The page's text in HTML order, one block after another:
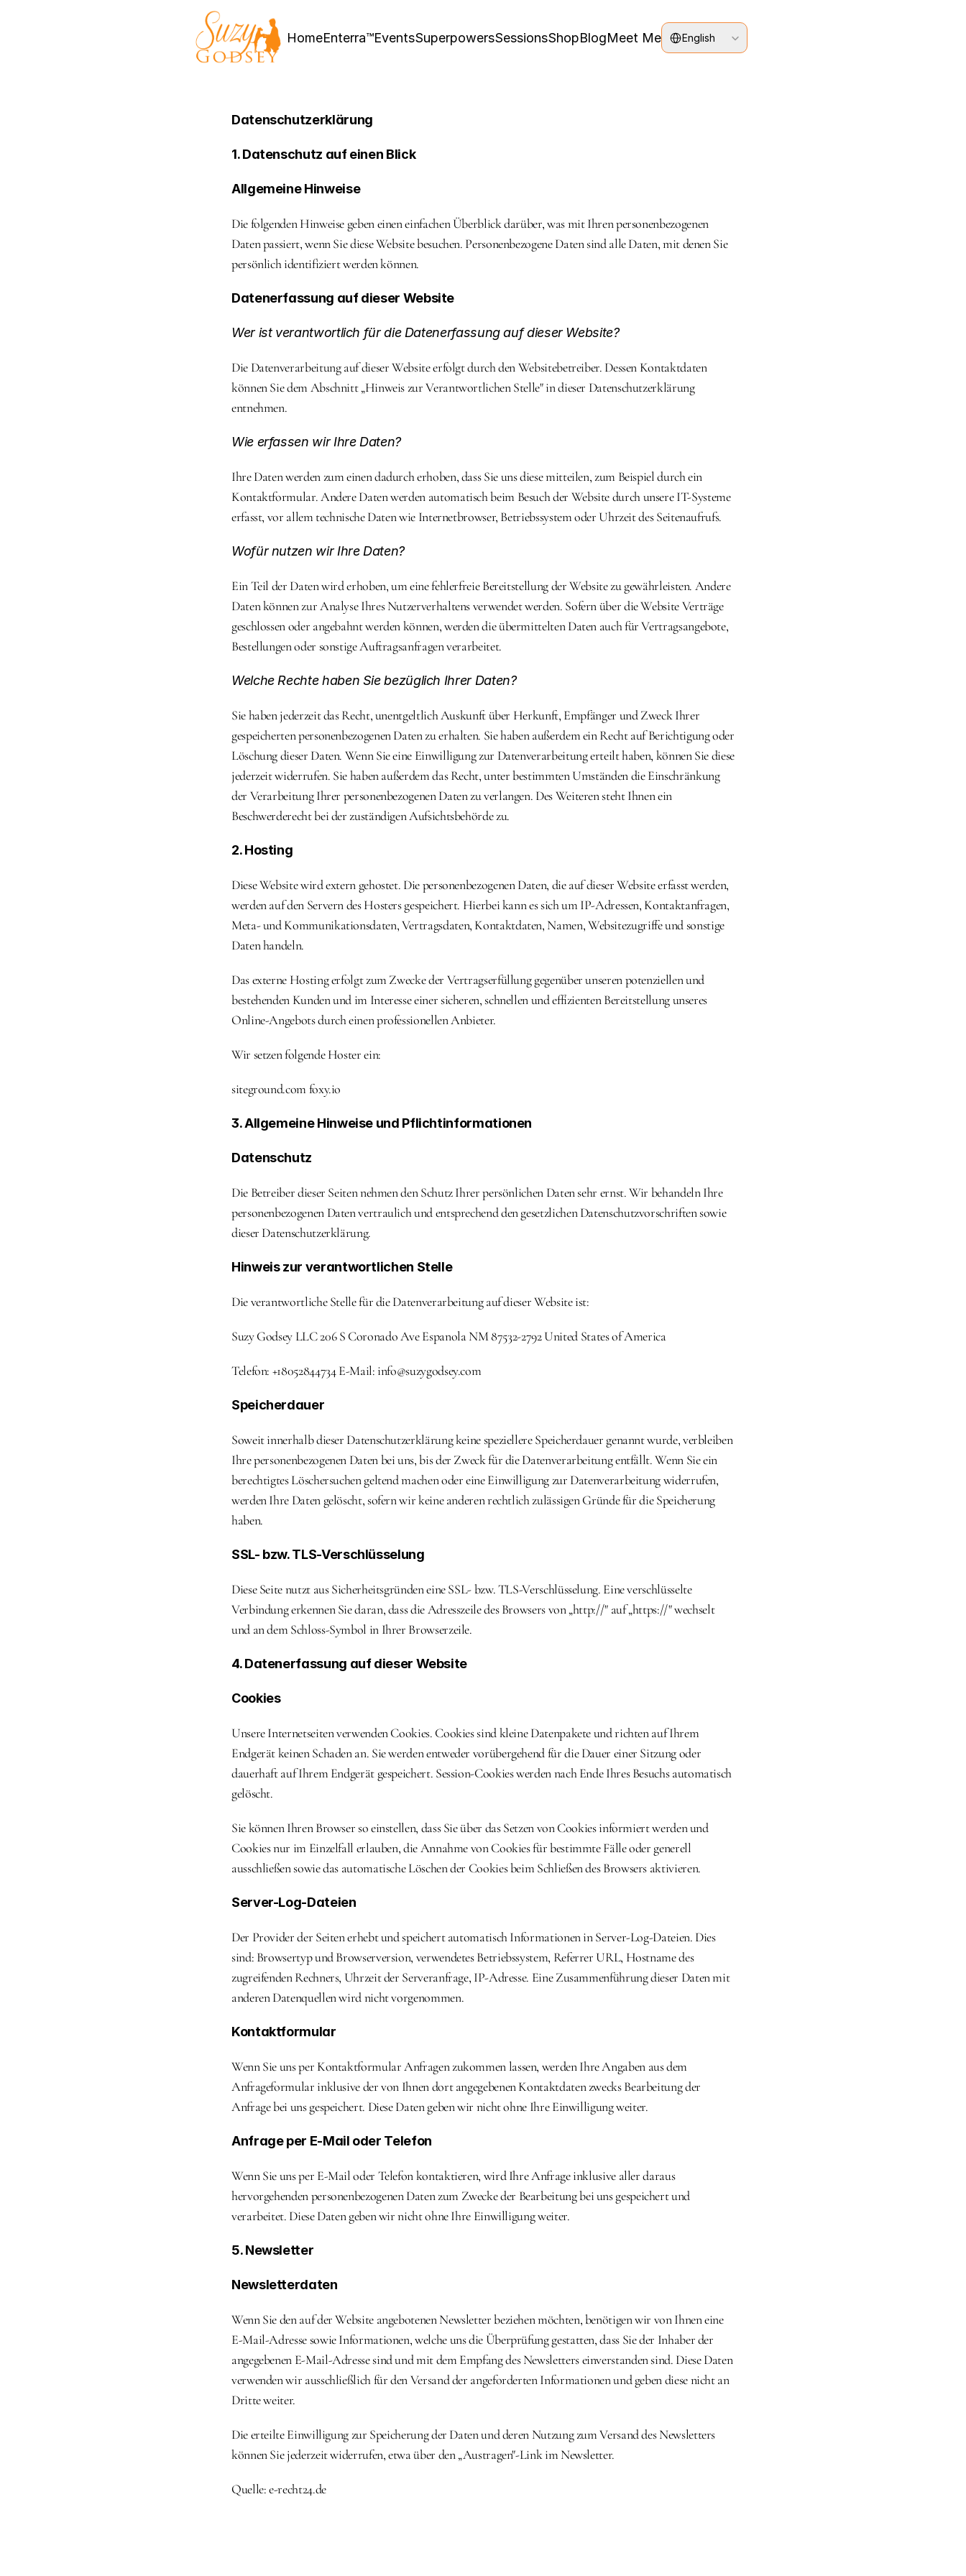
HomeEnterra™EventsSuperpowersSessionsShopBlogMeet Me
Select Language
English
Datenschutzerklärung
1. Datenschutz auf einen Blick
Allgemeine Hinweise
Die folgenden Hinweise geben einen einfachen Überblick darüber, was mit Ihren personenbezogenen
Daten passiert, wenn Sie diese Website besuchen. Personenbezogene Daten sind alle Daten, mit denen Sie
persönlich identifiziert werden können.
Datenerfassung auf dieser Website
Wer ist verantwortlich für die Datenerfassung auf dieser Website?
Die Datenverarbeitung auf dieser Website erfolgt durch den Websitebetreiber. Dessen Kontaktdaten
können Sie dem Abschnitt „Hinweis zur Verantwortlichen Stelle" in dieser Datenschutzerklärung
entnehmen.
Wie erfassen wir Ihre Daten?
Ihre Daten werden zum einen dadurch erhoben, dass Sie uns diese mitteilen, zum Beispiel durch ein
Kontaktformular. Andere Daten werden automatisch beim Besuch der Website durch unsere IT-Systeme
erfasst, vor allem technische Daten wie Internetbrowser, Betriebssystem oder Uhrzeit des Seitenaufrufs.
Wofür nutzen wir Ihre Daten?
Ein Teil der Daten wird erhoben, um eine fehlerfreie Bereitstellung der Website zu gewährleisten. Andere
Daten können zur Analyse Ihres Nutzerverhaltens verwendet werden. Sofern über die Website Verträge
geschlossen oder angebahnt werden können, werden die übermittelten Daten auch für Vertragsangebote,
Bestellungen oder sonstige Auftragsanfragen verarbeitet.
Welche Rechte haben Sie bezüglich Ihrer Daten?
Sie haben jederzeit das Recht, unentgeltlich Auskunft über Herkunft, Empfänger und Zweck Ihrer
gespeicherten personenbezogenen Daten zu erhalten. Sie haben außerdem ein Recht auf Berichtigung oder
Löschung dieser Daten. Wenn Sie eine Einwilligung zur Datenverarbeitung erteilt haben, können Sie diese
jederzeit widerrufen. Sie haben außerdem das Recht, unter bestimmten Umständen die Einschränkung
der Verarbeitung Ihrer personenbezogenen Daten zu verlangen. Des Weiteren steht Ihnen ein
Beschwerderecht bei der zuständigen Aufsichtsbehörde zu.
2. Hosting
Diese Website wird extern gehostet. Die personenbezogenen Daten, die auf dieser Website erfasst werden,
werden auf den Servern des Hosters gespeichert. Hierbei kann es sich um IP-Adressen, Kontaktanfragen,
Meta- und Kommunikationsdaten, Vertragsdaten, Kontaktdaten, Namen, Websitezugriffe und sonstige
Daten handeln.
Das externe Hosting erfolgt zum Zwecke der Vertragserfüllung gegenüber unseren potenziellen und
bestehenden Kunden und im Interesse einer sicheren, schnellen und effizienten Bereitstellung unseres
Online-Angebots durch einen professionellen Anbieter.
Wir setzen folgende Hoster ein:
siteground.com foxy.io
3. Allgemeine Hinweise und Pflichtinformationen
Datenschutz
Die Betreiber dieser Seiten nehmen den Schutz Ihrer persönlichen Daten sehr ernst. Wir behandeln Ihre
personenbezogenen Daten vertraulich und entsprechend den gesetzlichen Datenschutzvorschriften sowie
dieser Datenschutzerklärung.
Hinweis zur verantwortlichen Stelle
Die verantwortliche Stelle für die Datenverarbeitung auf dieser Website ist:
Suzy Godsey LLC 206 S Coronado Ave Espanola NM 87532-2792 United States of America
Telefon: +18052844734 E-Mail: info@suzygodsey.com
Speicherdauer
Soweit innerhalb dieser Datenschutzerklärung keine speziellere Speicherdauer genannt wurde, verbleiben
Ihre personenbezogenen Daten bei uns, bis der Zweck für die Datenverarbeitung entfällt. Wenn Sie ein
berechtigtes Löschersuchen geltend machen oder eine Einwilligung zur Datenverarbeitung widerrufen,
werden Ihre Daten gelöscht, sofern wir keine anderen rechtlich zulässigen Gründe für die Speicherung
haben.
SSL- bzw. TLS-Verschlüsselung
Diese Seite nutzt aus Sicherheitsgründen eine SSL- bzw. TLS-Verschlüsselung. Eine verschlüsselte
Verbindung erkennen Sie daran, dass die Adresszeile des Browsers von „http://" auf „https://" wechselt
und an dem Schloss-Symbol in Ihrer Browserzeile.
4. Datenerfassung auf dieser Website
Cookies
Unsere Internetseiten verwenden Cookies. Cookies sind kleine Datenpakete und richten auf Ihrem
Endgerät keinen Schaden an. Sie werden entweder vorübergehend für die Dauer einer Sitzung oder
dauerhaft auf Ihrem Endgerät gespeichert. Session-Cookies werden nach Ende Ihres Besuchs automatisch
gelöscht.
Sie können Ihren Browser so einstellen, dass Sie über das Setzen von Cookies informiert werden und
Cookies nur im Einzelfall erlauben, die Annahme von Cookies für bestimmte Fälle oder generell
ausschließen sowie das automatische Löschen der Cookies beim Schließen des Browsers aktivieren.
Server-Log-Dateien
Der Provider der Seiten erhebt und speichert automatisch Informationen in Server-Log-Dateien. Dies
sind: Browsertyp und Browserversion, verwendetes Betriebssystem, Referrer URL, Hostname des
zugreifenden Rechners, Uhrzeit der Serveranfrage, IP-Adresse. Eine Zusammenführung dieser Daten mit
anderen Datenquellen wird nicht vorgenommen.
Kontaktformular
Wenn Sie uns per Kontaktformular Anfragen zukommen lassen, werden Ihre Angaben aus dem
Anfrageformular inklusive der von Ihnen dort angegebenen Kontaktdaten zwecks Bearbeitung der
Anfrage bei uns gespeichert. Diese Daten geben wir nicht ohne Ihre Einwilligung weiter.
Anfrage per E-Mail oder Telefon
Wenn Sie uns per E-Mail oder Telefon kontaktieren, wird Ihre Anfrage inklusive aller daraus
hervorgehenden personenbezogenen Daten zum Zwecke der Bearbeitung bei uns gespeichert und
verarbeitet. Diese Daten geben wir nicht ohne Ihre Einwilligung weiter.
5. Newsletter
Newsletterdaten
Wenn Sie den auf der Website angebotenen Newsletter beziehen möchten, benötigen wir von Ihnen eine
E-Mail-Adresse sowie Informationen, welche uns die Überprüfung gestatten, dass Sie der Inhaber der
angegebenen E-Mail-Adresse sind und mit dem Empfang des Newsletters einverstanden sind. Diese Daten
verwenden wir ausschließlich für den Versand der angeforderten Informationen und geben diese nicht an
Dritte weiter.
Die erteilte Einwilligung zur Speicherung der Daten und deren Nutzung zum Versand des Newsletters
können Sie jederzeit widerrufen, etwa über den „Austragen"-Link im Newsletter.
Quelle: e-recht24.de